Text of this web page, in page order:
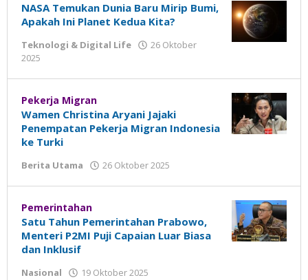
NASA Temukan Dunia Baru Mirip Bumi,
Apakah Ini Planet Kedua Kita?
Teknologi & Digital Life
26 Oktober
2025
Pekerja Migran
Wamen Christina Aryani Jajaki
Penempatan Pekerja Migran Indonesia
ke Turki
Berita Utama 26 Oktober 2025
Pemerintahan
Satu Tahun Pemerintahan Prabowo,
Menteri P2MI Puji Capaian Luar Biasa
dan Inklusif
Nasional 19 Oktober 2025